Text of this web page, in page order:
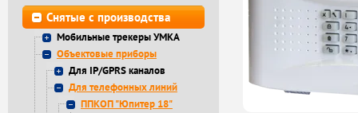
Снятые с производства
Мобильные трекеры УМКА
Объектовые приборы
Для IP/GPRS каналов
Для телефонных линий
ППКОП "Юпитер 18"